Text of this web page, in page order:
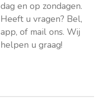
dag en op zondagen.
Heeft u vragen? Bel,
app, of mail ons. Wij
helpen u graag!